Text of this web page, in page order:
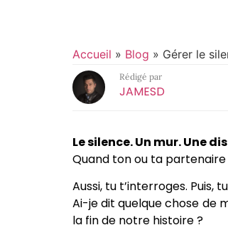
Accueil » Blog » Gérer le
Rédigé par
JAMESD
Le silence. Un mur. Une
Quand ton ou ta
Aussi, tu t’interroges. Puis,
Ai-je dit quelque chose de
la fin de notre histoire ?